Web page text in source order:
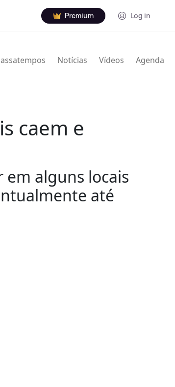
Premium Log in
Notícias Vídeos Agenda
caem e
alguns locais
até